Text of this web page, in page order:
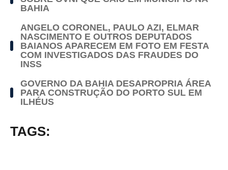
BAHIA
ANGELO CORONEL, PAULO AZI, ELMAR
NASCIMENTO E OUTROS DEPUTADOS
BAIANOS APARECEM EM FOTO EM FESTA
COM INVESTIGADOS DAS FRAUDES DO
INSS
GOVERNO DA BAHIA DESAPROPRIA ÁREA
PARA CONSTRUÇÃO DO PORTO SUL EM
ILHÉUS
TAGS: